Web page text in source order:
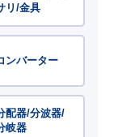
リ/金具
ンバーター
配器/分波器/
岐器